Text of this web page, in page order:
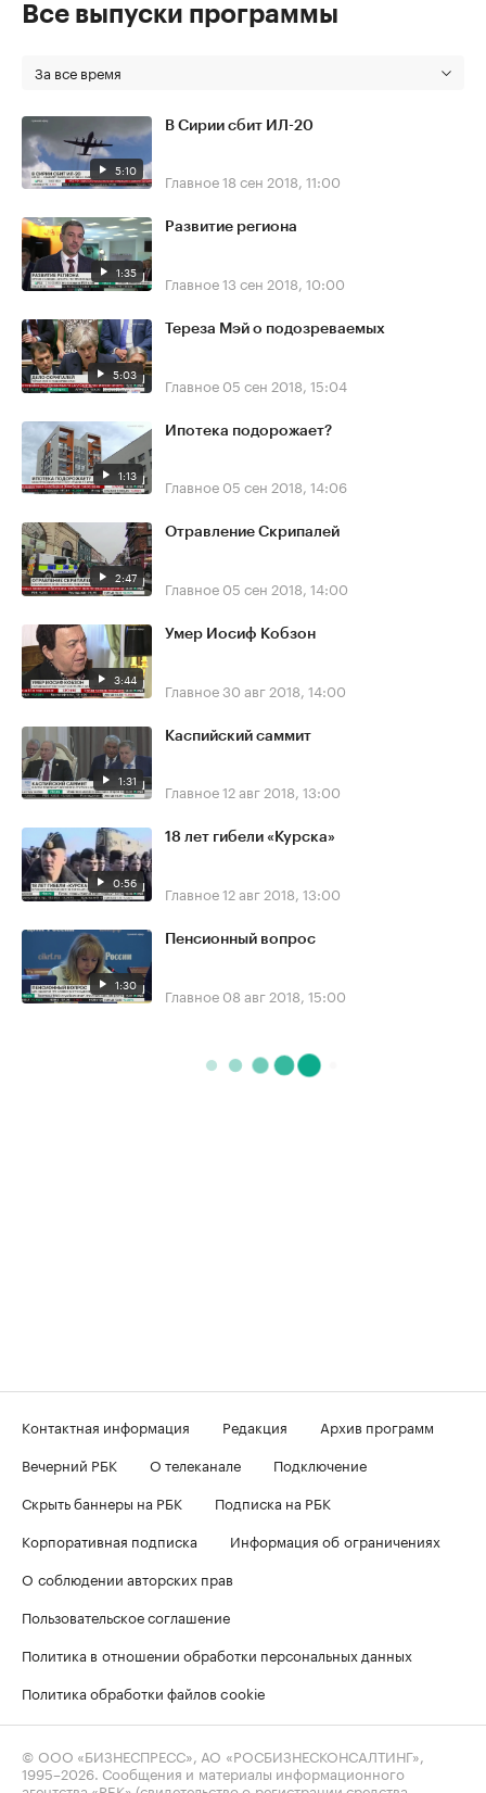
Все выпуски программы
За все время
5:10
В Сирии сбит ИЛ-20
Главное18 сен 2018, 11:00
1:35
Развитие региона
Главное13 сен 2018, 10:00
5:03
Тереза Мэй о подозреваемых
Главное 05 сен 2018, 15:04
1:13
Ипотека подорожает?
Главное 05 сен 2018, 14:06
2:47
Отравление Скрипалей
Главное 05 сен 2018, 14:00
3:44
Умер Иосиф Кобзон
Главное30 авг 2018, 14:00
1:31
Каспийский саммит
Главное12 авг 2018, 13:00
0:56
18 лет гибели «Курска»
Главное12 авг 2018, 13:00
1:30
Пенсионный вопрос
Главное 08 авг 2018, 15:00
Контактная информация Редакция
Архив программ
Вечерний РБК
О телеканале
Подключение
Скрыть баннеры на РБК
Подписка на РБК
Корпоративная подписка
Информация об ограничениях
О соблюдении авторских прав
Пользовательское соглашение
Политика в отношении обработки персональных данных
Политика обработки файлов cookie
© ООО «БИЗНЕСПРЕСС», АО «РОСБИЗНЕСКОНСАЛТИНГ»,
1995–2026 . Сообщения и материалы информационного